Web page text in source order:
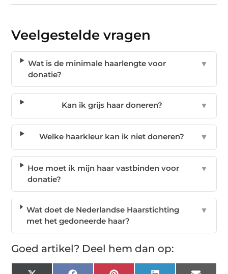
Veelgestelde vragen
Wat is de minimale haarlengte voor
donatie?
▼
Kan ik grijs haar doneren? ▼
Welke haarkleur kan ik niet doneren? ▼
Hoe moet ik mijn haar vastbinden voor
donatie?
▼
Wat doet de Nederlandse Haarstichting
met het gedoneerde haar?
▼
Goed artikel? Deel hem dan op: